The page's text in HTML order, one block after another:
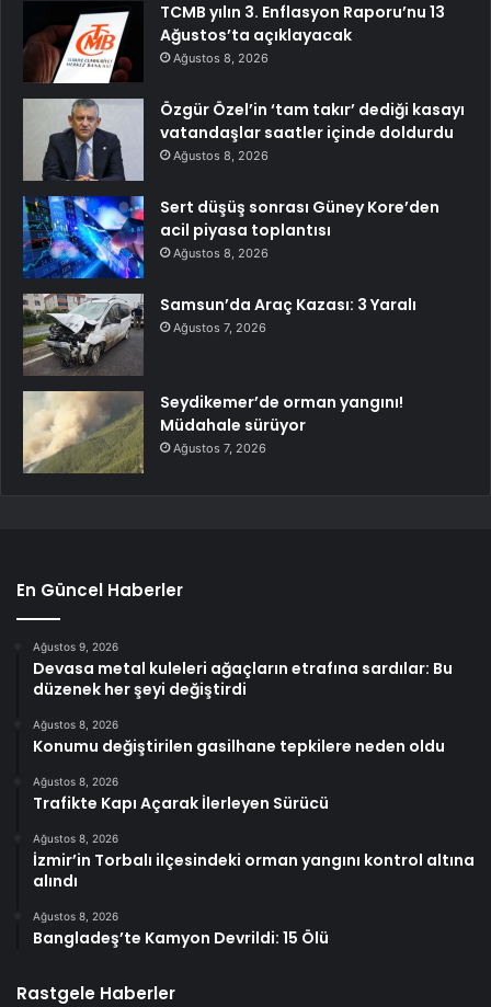
TCMB yılın 3. Enflasyon Raporu’nu 13
Ağustos’ta açıklayacak
Ağustos 8, 2026
Özgür Özel’in ‘tam takır’ dediği kasayı
vatandaşlar saatler içinde doldurdu
Ağustos 8, 2026
Sert düşüş sonrası Güney Kore’den
acil piyasa toplantısı
Ağustos 8, 2026
Samsun’da Araç Kazası: 3 Yaralı
Ağustos 7, 2026
Seydikemer’de orman yangını!
Müdahale sürüyor
Ağustos 7, 2026
En Güncel Haberler
Ağustos 9, 2026
Devasa metal kuleleri ağaçların etrafına sardılar: Bu
düzenek her şeyi değiştirdi
Ağustos 8, 2026
Konumu değiştirilen gasilhane tepkilere neden oldu
Ağustos 8, 2026
Trafikte Kapı Açarak İlerleyen Sürücü
Ağustos 8, 2026
İzmir’in Torbalı ilçesindeki orman yangını kontrol altına
alındı
Ağustos 8, 2026
Bangladeş’te Kamyon Devrildi: 15 Ölü
Rastgele Haberler